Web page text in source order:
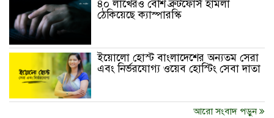
৪০ লাখেরও বেশি ব্রুটফোর্স হামলা
ঠেকিয়েছে ক্যাস্পারস্কি
ইয়োলো হোস্ট বাংলাদেশের অন্যতম সেরা
এবং নির্ভরযোগ্য ওয়েব হোস্টিং সেবা দাতা
আরো সংবাদ পড়ুন